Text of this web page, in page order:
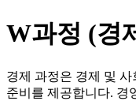
W과정 (경
경제 과정은 경제 및 사
준비를 제공합니다. 경